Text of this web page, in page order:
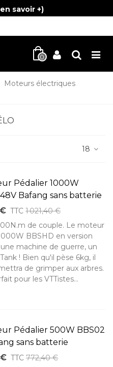
en savoir +)
0
Moteurs électriques
18
Pédalier 1000W
Bafang sans batterie
TTC 1 021,40 €
de couple. Le moteur
BBSHD en version
une machine de guerre, un
! Bien qu'il pèse 6kg, il
de grimper aux arbres.
pour les VTTistes...
Pédalier 500W BBS02
sans batterie
TTC 772,40 €